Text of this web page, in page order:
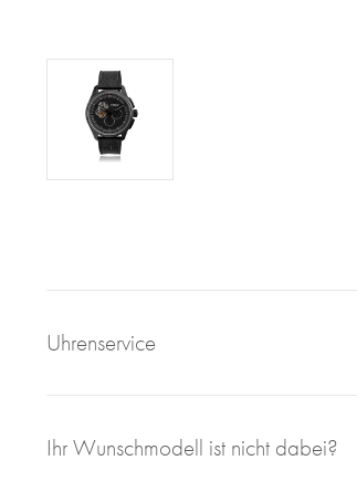
Uhrenservice
Mit großem Engagement, Sachverstand
sorgen wir für einen einwandfreien
Ihr Wunschmodell ist nicht dabei?